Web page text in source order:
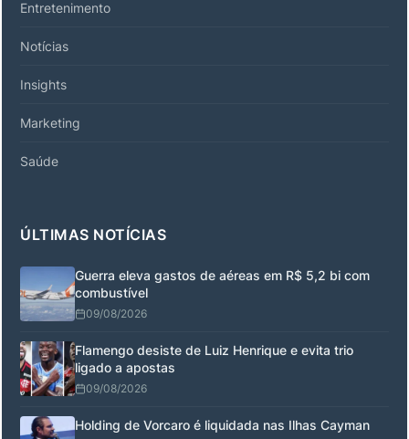
Entretenimento
Notícias
Insights
Marketing
Saúde
ÚLTIMAS NOTÍCIAS
Guerra eleva gastos de aéreas em R$ 5,2 bi com
combustível
09/08/2026
Flamengo desiste de Luiz Henrique e evita trio
ligado a apostas
09/08/2026
Holding de Vorcaro é liquidada nas Ilhas Cayman